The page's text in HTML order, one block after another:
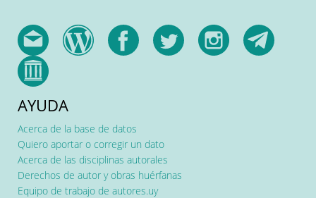
AYUDA
Acerca de la base de datos
Quiero aportar o corregir un dato
Acerca de las disciplinas autorales
Derechos de autor y obras huérfanas
Equipo de trabajo de autores.uy